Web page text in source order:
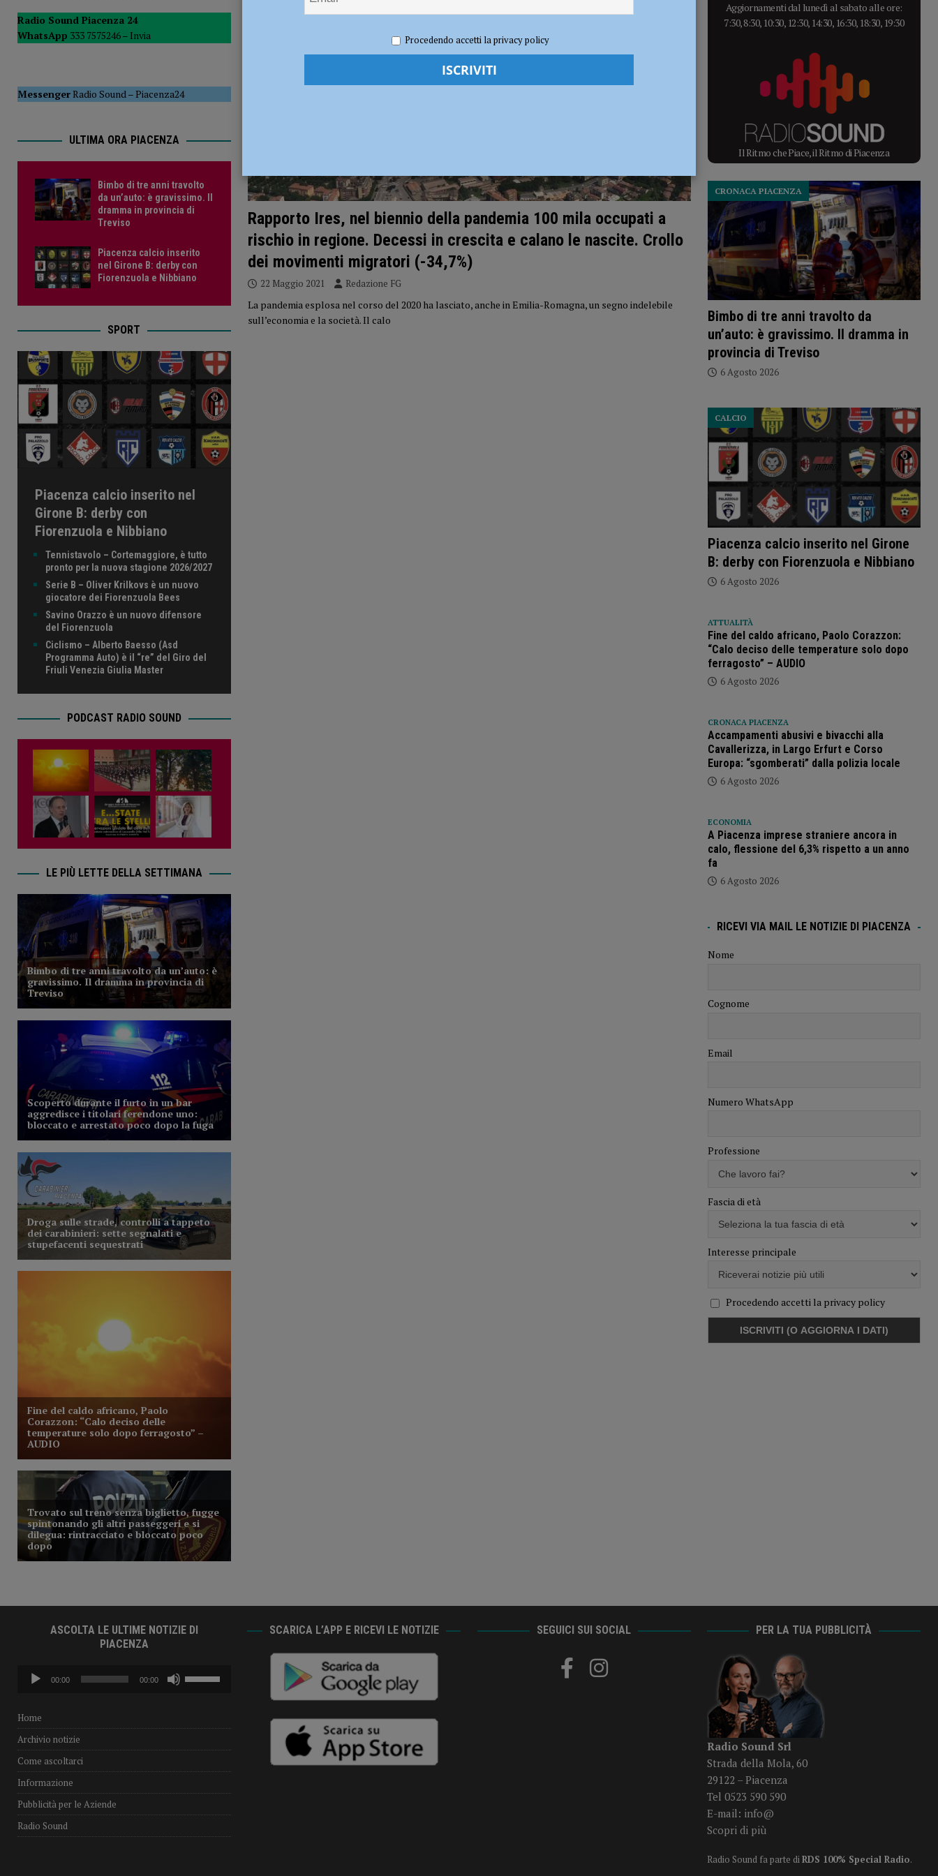
[ 6 Agosto 2026 ] Droga sulle strade, controlli a tappeto dei carabinieri: sette segnalati e stupefacenti sequestrati CRONACA
PIACENZA
Rapporto Ires, nel biennio della pandemia 100 mila occupati a
rischio in regione. Decessi in crescita e calano le nascite. Crollo
dei movimenti migratori (-34,7%)
22 Maggio 2021 Redazione FG
La pandemia esplosa nel corso del 2020 ha lasciato, anche in Emilia-Romagna, un segno indelebile
sull’economia e la società. Il calo
Radio Sound Piacenza 24
WhatsApp 333 7575246 – Invia
MessengerRadio Sound–Piacenza24
ULTIMA ORA PIACENZA
Bimbo di tre anni travolto
da un’auto: è gravissimo. Il
dramma in provincia di
Treviso
Piacenza calcio inserito
nel Girone B: derby con
Fiorenzuola e Nibbiano
SPORT
Piacenza calcio inserito nel
Girone B: derby con
Fiorenzuola e Nibbiano
Tennistavolo – Cortemaggiore, è tutto
pronto per la nuova stagione 2026/2027
Serie B – Oliver Krilkovs è un nuovo
giocatore dei Fiorenzuola Bees
Savino Orazzo è un nuovo difensore
del Fiorenzuola
Ciclismo – Alberto Baesso (Asd
Programma Auto) è il “re” del Giro del
Friuli Venezia Giulia Master
PODCAST RADIO SOUND
LE PIÙ LETTE DELLA SETTIMANA
Aggiornamenti dal lunedì al sabato alle ore:
7:30, 8:30, 10:30, 12:30, 14:30, 16:30, 18:30, 19:30
Il Ritmo che Piace, il Ritmo di Piacenza
Bimbo di tre anni travolto da
un’auto: è gravissimo. Il dramma in
provincia di Treviso
CRONACA PIACENZA
6 Agosto 2026
Piacenza calcio inserito nel Girone
B: derby con Fiorenzuola e Nibbiano
CALCIO
6 Agosto 2026
ATTUALITÀ
Fine del caldo africano, Paolo Corazzon:
“Calo deciso delle temperature solo dopo
ferragosto” – AUDIO
6 Agosto 2026
CRONACA PIACENZA
Accampamenti abusivi e bivacchi alla
Cavallerizza, in Largo Erfurt e Corso
Europa: “sgomberati” dalla polizia locale
6 Agosto 2026
ECONOMIA
A Piacenza imprese straniere ancora in
calo, flessione del 6,3% rispetto a un anno
fa
6 Agosto 2026
RICEVI VIA MAIL LE NOTIZIE DI PIACENZA
Nome
Cognome
Email
Numero WhatsApp
Professione
Fascia di età
Interesse principale
Procedendo accetti la privacy policy
ASCOLTA LE ULTIME NOTIZIE DI
PIACENZA
Audio
Player
00:00 00:00
i
su/giù
o
il
Home
Archivio notizie
Come ascoltarci
Informazione
Pubblicità per le Aziende
Radio Sound
SCARICA L’APP E RICEVI LE NOTIZIE SEGUICI SUI SOCIAL PER LA TUA PUBBLICITÀ
Radio Sound Srl
Strada della Mola, 60
29122 – Piacenza
Tel 0523 590 590
E-mail: info@
Scopri di più
Radio Sound fa parte di RDS 100% Special Radio.
Procedendo accetti la privacy policy